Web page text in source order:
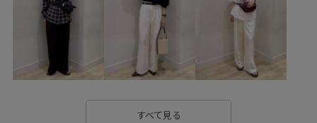
きれいめカジュアル さらっとした肌触り さらりとした
ちゃんとプラスかわいい保証
カジュアルすぎない カレッジプリント キャップ
グルカサンダル
すべて見る